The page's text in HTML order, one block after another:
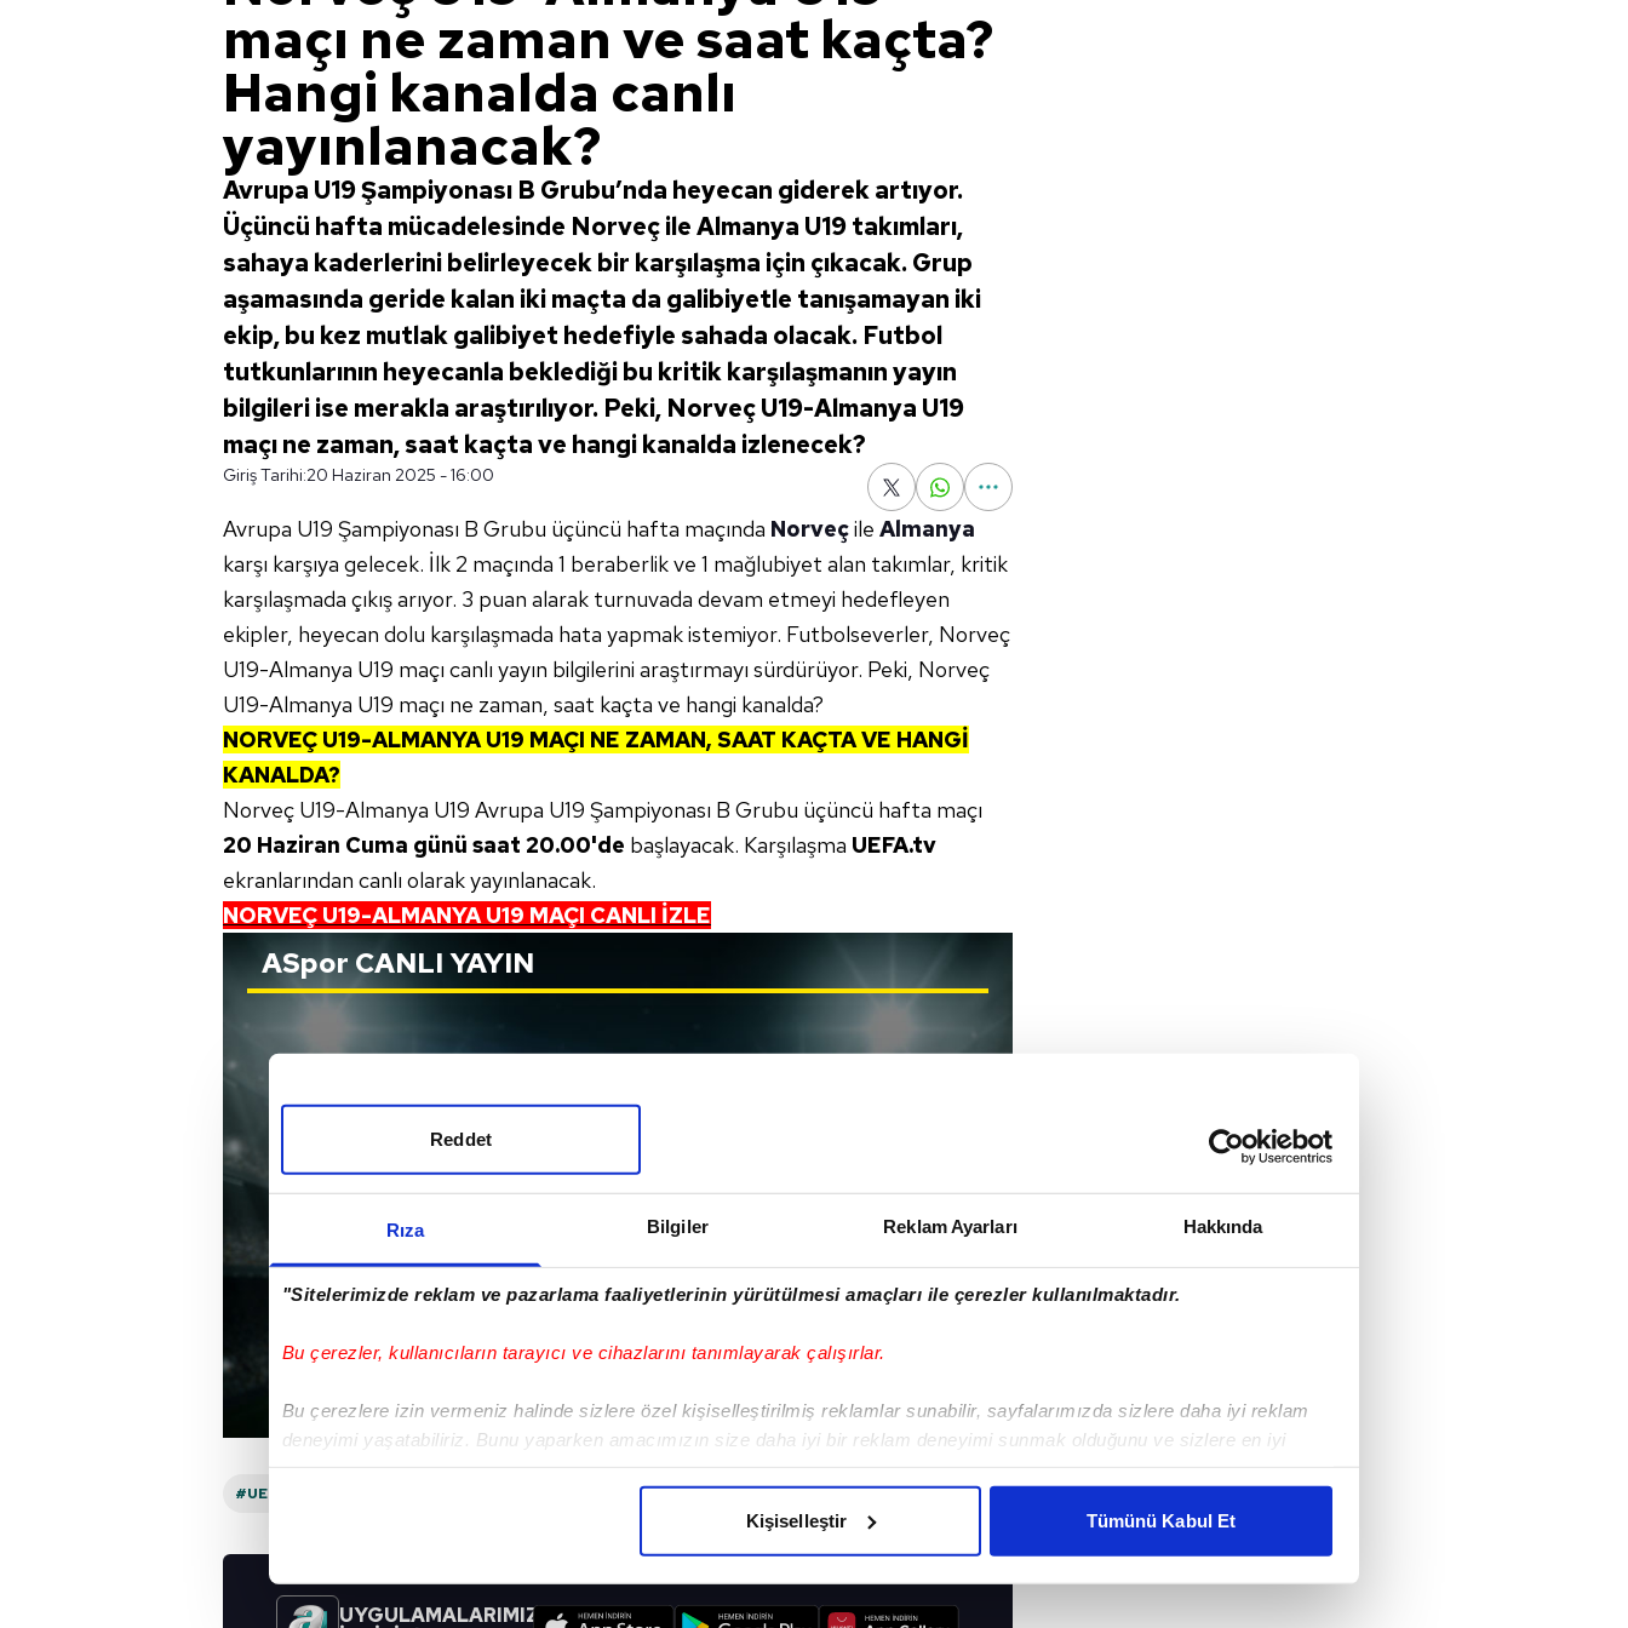
Rıza Bilgiler Reklam Ayarları Hakkında
"Sitelerimizde reklam ve pazarlama faaliyetlerinin yürütülmesi amaçları ile çerezler kullanılmaktadır.
Bu çerezler, kullanıcıların tarayıcı ve cihazlarını tanımlayarak çalışırlar.
Bu çerezlere izin vermeniz halinde sizlere özel kişiselleştirilmiş reklamlar sunabilir, sayfalarımızda sizlere daha iyi reklam
deneyimi yaşatabiliriz. Bunu yaparken amacımızın size daha iyi bir reklam deneyimi sunmak olduğunu ve sizlere en iyi
Her halükârda, kullanıcılar, bu çerezlere izin vermedikleri takdirde, kullanıcılara hedefli reklamlar gösterilmeyecektir."
Sizlere daha iyi bir hizmet sunabilmek için İnternet Sitemizde kendimize ve üçüncü kişilere ait çerezler kullanılmaktadır. Bu
Reddet
Kişiselleştir Tümünü Kabul Et
maçı ne zaman ve saat kaçta?
Hangi kanalda canlı
yayınlanacak?
Avrupa U19 Şampiyonası B Grubu’nda heyecan giderek artıyor.
Üçüncü hafta mücadelesinde Norveç ile Almanya U19 takımları,
sahaya kaderlerini belirleyecek bir karşılaşma için çıkacak. Grup
aşamasında geride kalan iki maçta da galibiyetle tanışamayan iki
ekip, bu kez mutlak galibiyet hedefiyle sahada olacak. Futbol
tutkunlarının heyecanla beklediği bu kritik karşılaşmanın yayın
bilgileri ise merakla araştırılıyor. Peki, Norveç U19-Almanya U19
maçı ne zaman, saat kaçta ve hangi kanalda izlenecek?
Giriş Tarihi:20 Haziran 2025 - 16:00
Avrupa U19 Şampiyonası B Grubu üçüncü hafta maçında Norveçile Almanya
karşı karşıya gelecek. İlk 2 maçında 1 beraberlik ve 1 mağlubiyet alan takımlar, kritik
karşılaşmada çıkış arıyor. 3 puan alarak turnuvada devam etmeyi hedefleyen
ekipler, heyecan dolu karşılaşmada hata yapmak istemiyor. Futbolseverler, Norveç
U19-Almanya U19 maçı canlı yayın bilgilerini araştırmayı sürdürüyor. Peki, Norveç
U19-Almanya U19 maçı ne zaman, saat kaçta ve hangi kanalda?
NORVEÇ U19-ALMANYA U19 MAÇI NE ZAMAN, SAAT KAÇTA VE HANGİ
KANALDA?
Norveç U19-Almanya U19 Avrupa U19 Şampiyonası B Grubu üçüncü hafta maçı
20 Haziran Cuma günü saat 20.00'de başlayacak. Karşılaşma UEFA.tv
ekranlarından canlı olarak yayınlanacak.
NORVEÇ U19-ALMANYA U19 MAÇI CANLI İZLE
ASporCANLI YAYIN
#UEFA TV
UYGULAMALARIMIZI